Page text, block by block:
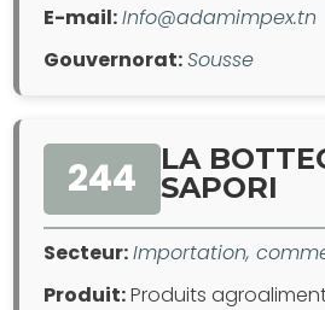
E-mail:Info@adamimpex.tn
Gouvernorat:Sousse
244
LA
SAPORI
Secteur:Importation,
Produit:Produits